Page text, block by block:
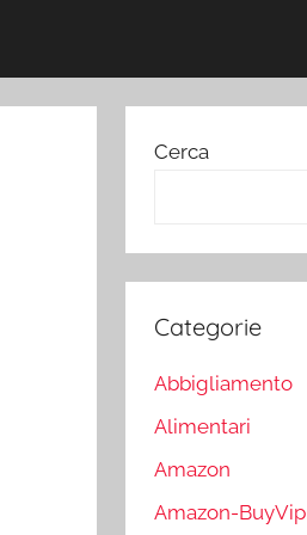
Cerca
Categorie
Abbigliamento
Alimentari
Amazon
Amazon-BuyVip